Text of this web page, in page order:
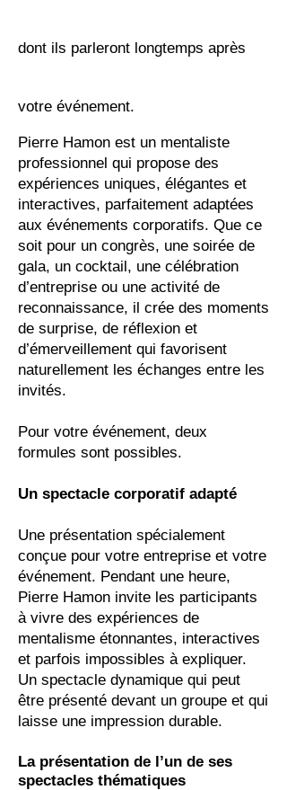
dont ils parleront longtemps après
votre événement.
Pierre Hamon est un mentaliste
professionnel qui propose des
expériences uniques, élégantes et
interactives, parfaitement adaptées
aux événements corporatifs. Que ce
soit pour un congrès, une soirée de
gala, un cocktail, une célébration
d’entreprise ou une activité de
reconnaissance, il crée des moments
de surprise, de réflexion et
d’émerveillement qui favorisent
naturellement les échanges entre les
invités.
Pour votre événement, deux
formules sont possibles.
Un spectacle corporatif adapté
Une présentation spécialement
conçue pour votre entreprise et votre
événement. Pendant une heure,
Pierre Hamon invite les participants
à vivre des expériences de
mentalisme étonnantes, interactives
et parfois impossibles à expliquer.
Un spectacle dynamique qui peut
être présenté devant un groupe et qui
laisse une impression durable.
La présentation de l’un de ses
spectacles thématiques